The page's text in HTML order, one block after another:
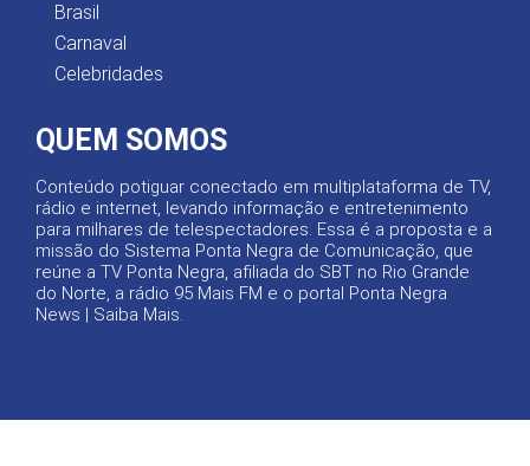
Brasil
Carnaval
Celebridades
QUEM SOMOS
Conteúdo potiguar conectado em multiplataforma de TV,
rádio e internet, levando informação e entretenimento
para milhares de telespectadores. Essa é a proposta e a
missão do Sistema Ponta Negra de Comunicação, que
reúne a TV Ponta Negra, afiliada do SBT no Rio Grande
do Norte, a rádio 95 Mais FM e o portal Ponta Negra
News | Saiba Mais.